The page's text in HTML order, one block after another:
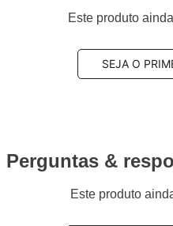
Este produto
SEJA O
Perguntas &
Este produto